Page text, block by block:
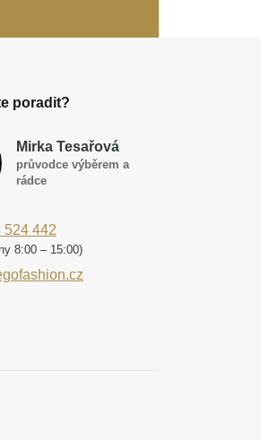
poradit?
Mirka Tesařová
průvodce výběrem a
rádce
524 442
8:00 – 15:00)